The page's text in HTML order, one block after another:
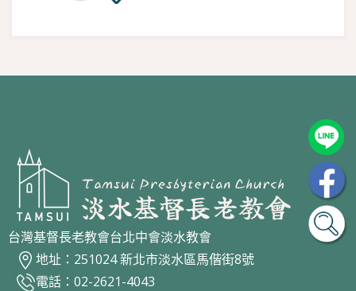
台灣基督長老教會台北中會淡水教會
地址：251024 新北市淡水區馬偕街8號
電話：02-2621-4043